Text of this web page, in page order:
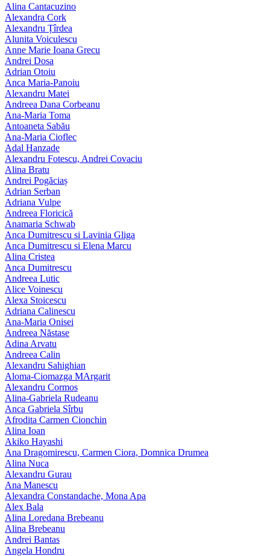
Alina Cantacuzino
Alexandra Cork
Alexandru Țîrdea
Alunita Voiculescu
Anne Marie Ioana Grecu
Andrei Dosa
Adrian Otoiu
Anca Maria-Panoiu
Alexandru Matei
Andreea Dana Corbeanu
Ana-Maria Toma
Antoaneta Sabău
Ana-Maria Cioflec
Adal Hanzade
Alexandru Fotescu, Andrei Covaciu
Alina Bratu
Andrei Pogăciaș
Adrian Serban
Adriana Vulpe
Andreea Floricică
Anamaria Schwab
Anca Dumitrescu si Lavinia Gliga
Anca Dumitrescu si Elena Marcu
Alina Cristea
Anca Dumitrescu
Andreea Lutic
Alice Voinescu
Alexa Stoicescu
Adriana Calinescu
Ana-Maria Onisei
Andreea Năstase
Adina Arvatu
Andreea Calin
Alexandru Sahighian
Aloma-Ciomazga MArgarit
Alexandru Cormos
Alina-Gabriela Rudeanu
Anca Gabriela Sîrbu
Afrodita Carmen Cionchin
Alina Ioan
Akiko Hayashi
Ana Dragomirescu, Carmen Ciora, Domnica Drumea
Alina Nuca
Alexandru Gurau
Ana Manescu
Alexandra Constandache, Mona Apa
Alex Bala
Alina Loredana Brebeanu
Alina Brebeanu
Andrei Bantas
Angela Hondru